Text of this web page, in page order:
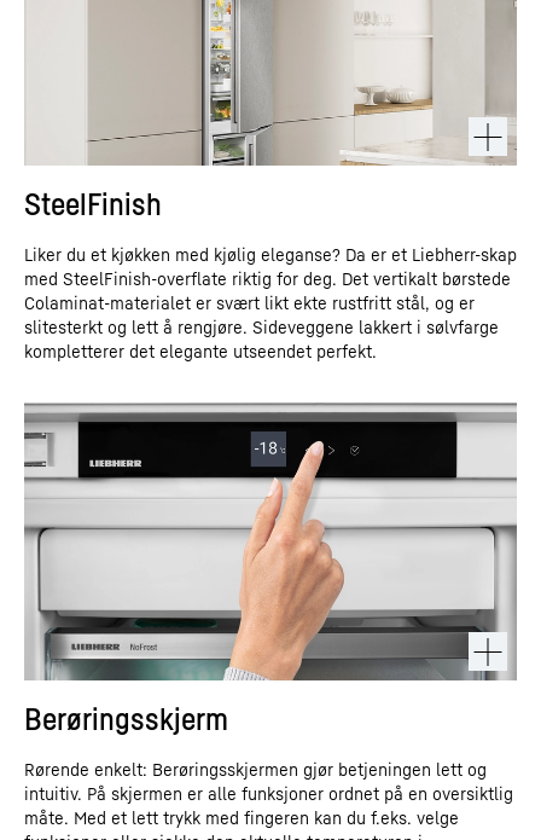
SteelFinish
Liker du et kjøkken med kjølig eleganse? Da er et Liebherr-skap
med SteelFinish-overflate riktig for deg. Det vertikalt børstede
Colaminat-materialet er svært likt ekte rustfritt stål, og er
slitesterkt og lett å rengjøre. Sideveggene lakkert i sølvfarge
kompletterer det elegante utseendet perfekt.
Berøringsskjerm
Rørende enkelt: Berøringsskjermen gjør betjeningen lett og
intuitiv. På skjermen er alle funksjoner ordnet på en oversiktlig
måte. Med et lett trykk med fingeren kan du f.eks. velge